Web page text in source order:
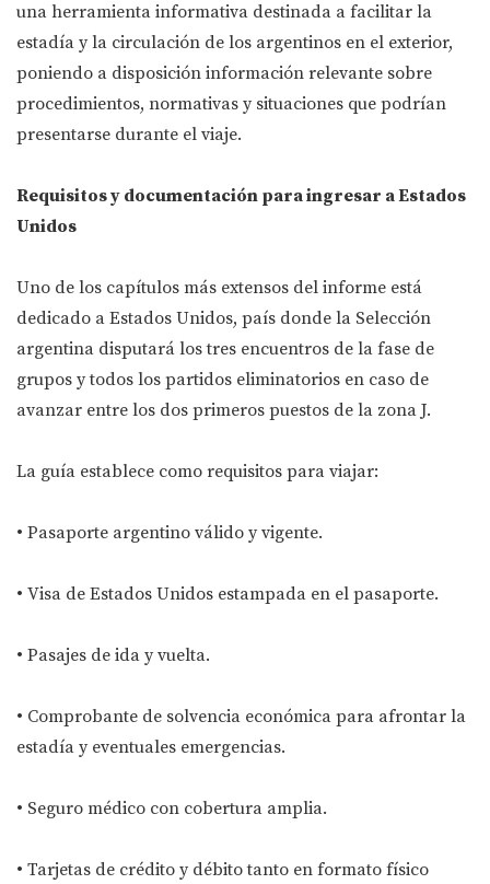
una herramienta informativa destinada a facilitar la
estadía y la circulación de los argentinos en el exterior,
poniendo a disposición información relevante sobre
procedimientos, normativas y situaciones que podrían
presentarse durante el viaje.
Requisitos y documentación para ingresar a Estados
Unidos
Uno de los capítulos más extensos del informe está
dedicado a Estados Unidos, país donde la Selección
argentina disputará los tres encuentros de la fase de
grupos y todos los partidos eliminatorios en caso de
avanzar entre los dos primeros puestos de la zona J.
La guía establece como requisitos para viajar:
• Pasaporte argentino válido y vigente.
• Visa de Estados Unidos estampada en el pasaporte.
• Pasajes de ida y vuelta.
• Comprobante de solvencia económica para afrontar la
estadía y eventuales emergencias.
• Seguro médico con cobertura amplia.
• Tarjetas de crédito y débito tanto en formato físico